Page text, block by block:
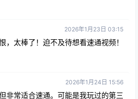
2026年1月23日 03:15
，太棒了！迫不及待想看速通视频！
2026年1月24日 15:56
非常适合速通。可能是我玩过的第三